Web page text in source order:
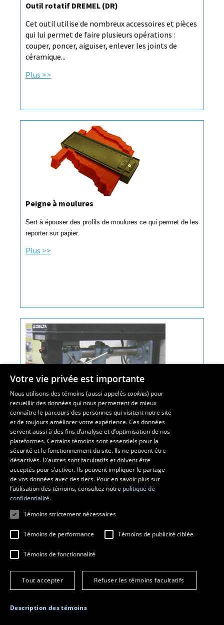
Outil rotatif DREMEL (DR)
Cet outil utilise de nombreux accessoires et pièces
qui lui permet de faire plusieurs opérations :
couper, poncer, aiguiser, enlever les joints de
céramique...
Plus >>
Peigne à moulures
Sert à épouser des profils de moulures ce qui permet de les
reporter sur papier.
Plus >>
Perceuse à colonne d’établi
Sert à percer des trous dans le bois, le plastique et
le métal. L'étudiant doit utiliser ses mèches ou
forets personnels.
Agrandir l'image >>
Votre vie privée est importante
Nous utilisons des témoins (aussi appeléscookies) pour
recueillir des données qui nous permettent de mieux
connaître le parcours des personnes qui visitent notre site
et de toujours améliorer votre expérience. Ces données
servent aussi à des fins d’analyse et d’optimisation de nos
plateformes. Certains témoins sont essentiels pour la
sécurité et le fonctionnement du site. Ils ne peuvent être
désactivés. D’autres sont facultatifs et doivent être
acceptés pour s’activer. Ils peuvent impliquer le partage
de vos données avec des tiers. Pour en savoir plus sur
l’utilisation des témoins, consultez notre politique de
confidentialité.
Témoins strictement nécessaires
Témoins de performance Témoins de publicité ciblée
Témoins de fonctionnalité
Tout accepter Refuser les témoins facultatifs
Description des témoins